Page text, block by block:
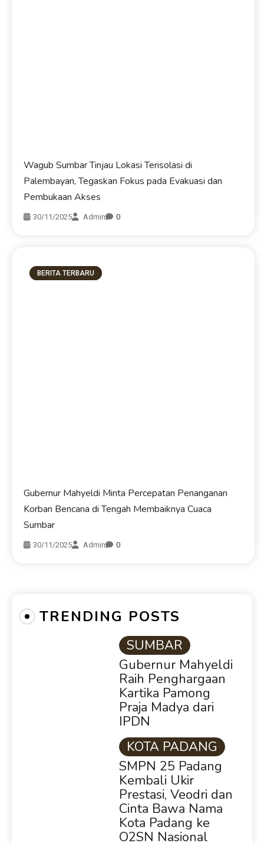
Wagub Sumbar Tinjau Lokasi Terisolasi di
Palembayan, Tegaskan Fokus pada Evakuasi dan
Pembukaan Akses
30/11/2025 Admin 0
BERITA TERBARU
Gubernur Mahyeldi Minta Percepatan Penanganan
Korban Bencana di Tengah Membaiknya Cuaca
Sumbar
30/11/2025 Admin 0
TRENDING POSTS
SUMBAR
Gubernur Mahyeldi
Raih Penghargaan
Kartika Pamong
Praja Madya dari
IPDN
KOTA PADANG
SMPN 25 Padang
Kembali Ukir
Prestasi, Veodri dan
Cinta Bawa Nama
Kota Padang ke
O2SN Nasional